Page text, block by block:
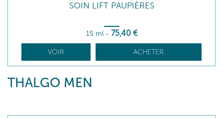
SOIN LIFT PAUPIÈRES
15 ml - 75,40 €
VOIR ACHETER
THALGO MEN